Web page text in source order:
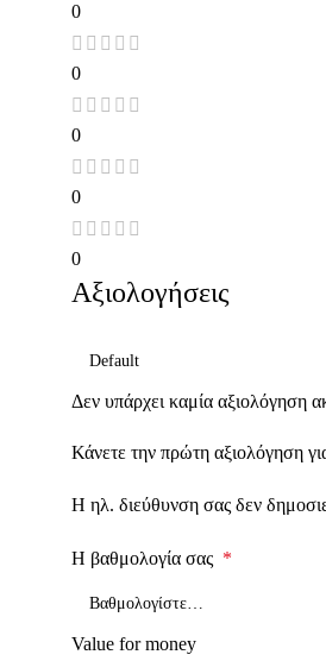
0
0
0
0
0
Αξιολογήσεις
Δεν υπάρχει καμία αξιολόγηση
Κάνετε την πρώτη αξιολόγηση
Η ηλ. διεύθυνση σας δεν
Η βαθμολογία σας *
Value for money